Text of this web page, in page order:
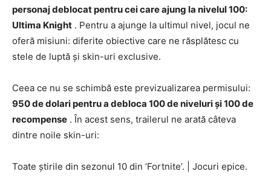
personaj deblocatpentru cei care ajung la nivelul 100:
Ultima Knight . Pentru a ajunge la ultimul nivel, jocul ne
oferă misiuni: diferite obiective care ne răsplătesc cu
stele de luptă și skin-uri exclusive.
Ceea ce nu se schimbă este previzualizarea permisului:
950 de dolari pentru a debloca 100 de niveluri și 100 de
recompense . În acest sens, trailerul ne arată câteva
dintre noile skin-uri:
Toate știrile din sezonul 10 din ‘Fortnite’. Jocuri epice.